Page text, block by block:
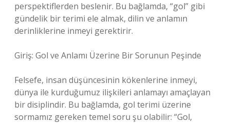
perspektiflerden beslenir. Bu bağlamda, “gol” gibi
gündelik bir terimi ele almak, dilin ve anlamın
derinliklerine inmeyi gerektirir.
Giriş: Gol ve Anlamı Üzerine Bir Sorunun Peşinde
Felsefe, insan düşüncesinin kökenlerine inmeyi,
dünya ile kurduğumuz ilişkileri anlamayı amaçlayan
bir disiplindir. Bu bağlamda, gol terimi üzerine
sormamız gereken temel soru şu olabilir: “Gol,